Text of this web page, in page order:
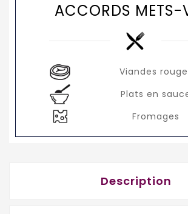
ACCORDS METS-
Viandes
Plats en
Fromages
Description